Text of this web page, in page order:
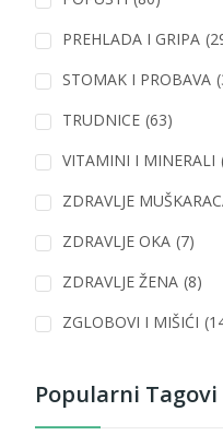
PREHLADA I GRIPA
STOMAK I PROBAVA
TRUDNICE (63)
VITAMINI I MINERALI
ZDRAVLJE
ZDRAVLJE OKA (7)
ZDRAVLJE ŽENA (8)
ZGLOBOVI I MIŠIĆI
Popularni Tagovi